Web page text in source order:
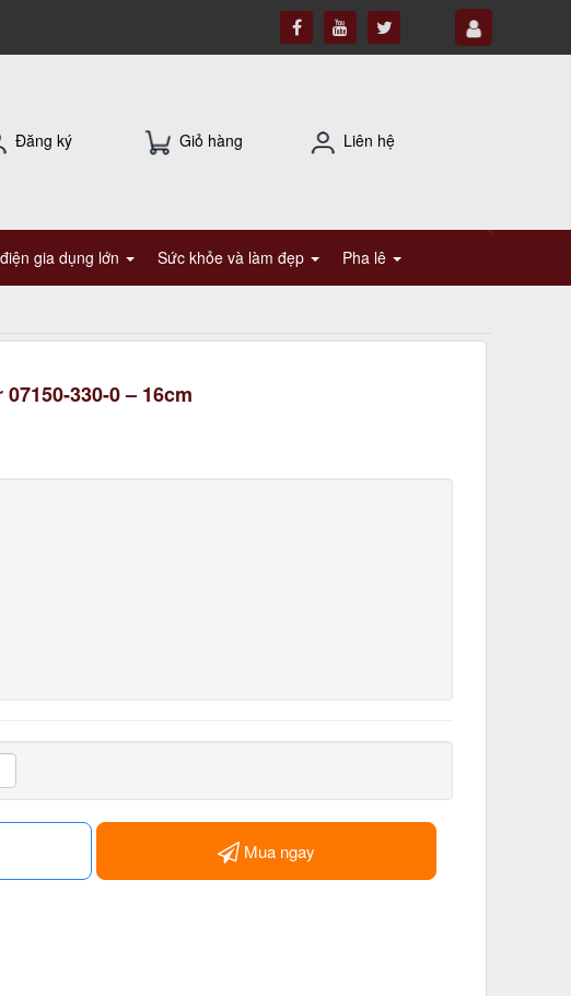
Đăng ký Giỏ hàng Liên hệ
gia dụng lớn Sức khỏe và làm đẹp Pha lê
330-0 – 16cm
Mua ngay